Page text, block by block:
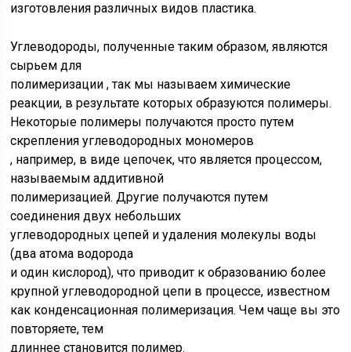
изготовления различных видов пластика.
Углеводороды, полученные таким образом, являются
сырьем для
полимеризации , так мы называем химические
реакции, в результате которых образуются полимеры.
Некоторые полимеры получаются просто путем
скрепления углеводородных мономеров
, например, в виде цепочек, что является процессом,
называемым аддитивной
полимеризацией. Другие получаются путем
соединения двух небольших
углеводородных цепей и удаления молекулы воды
(два атома водорода
и один кислород), что приводит к образованию более
крупной углеводородной цепи в процессе, известном
как конденсационная полимеризация. Чем чаще вы это
повторяете, тем
длиннее становится полимер.